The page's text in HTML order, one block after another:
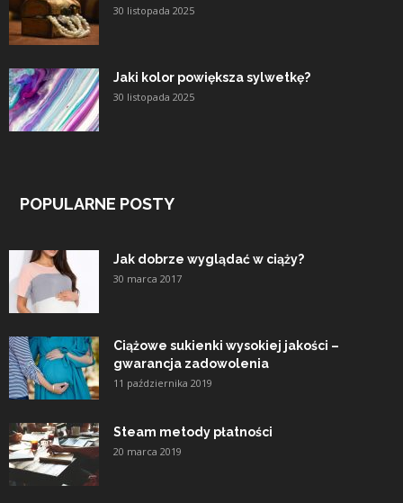
30 listopada 2025
Jaki kolor powiększa sylwetkę?
30 listopada 2025
POPULARNE POSTY
Jak dobrze wyglądać w ciąży?
30 marca 2017
Ciążowe sukienki wysokiej jakości –
gwarancja zadowolenia
11 października 2019
Steam metody płatności
20 marca 2019